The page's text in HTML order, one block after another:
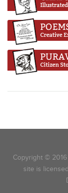
Copyright ©
site is